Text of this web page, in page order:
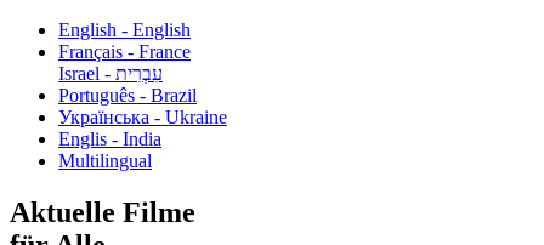
English - English
Français - France
עִבְרִית - Israel
Português - Brazil
Українська - Ukraine
Englis - India
Multilingual
Aktuelle Filme